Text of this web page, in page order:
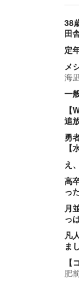
38
田
定
メ
海
一
追
勇
【
え
高
っ
月
っ
凡
ま
肥